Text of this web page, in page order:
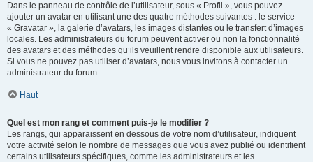
Dans le panneau de contrôle de l’utilisateur, sous « Profil », vous pouvez
ajouter un avatar en utilisant une des quatre méthodes suivantes : le service
« Gravatar », la galerie d’avatars, les images distantes ou le transfert d’images
locales. Les administrateurs du forum peuvent activer ou non la fonctionnalité
des avatars et des méthodes qu’ils veuillent rendre disponible aux utilisateurs.
Si vous ne pouvez pas utiliser d’avatars, nous vous invitons à contacter un
administrateur du forum.
Haut
Quel est mon rang et comment puis-je le modifier ?
Les rangs, qui apparaissent en dessous de votre nom d’utilisateur, indiquent
votre activité selon le nombre de messages que vous avez publié ou identifient
certains utilisateurs spécifiques, comme les administrateurs et les